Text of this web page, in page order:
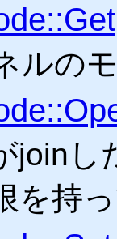
ルの
joinし
を持